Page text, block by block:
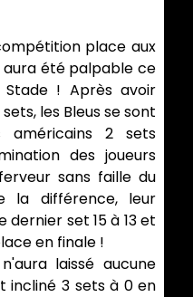
place aux
été palpable ce
! Après avoir
les Bleus se sont
2 sets
des joueurs
sans faille du
la différence, leur
set 15 à 13 et
en finale !
laissé aucune
incliné 3 sets à 0 en